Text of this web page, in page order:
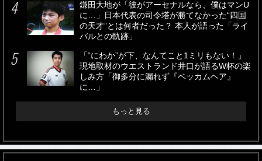
鎌田大地が「彼がアーセナルなら、僕はマンU
に…」日本代表の司令塔が勝てなかった“四国
の天才”とは何者だった？ 本人が語った「ライ
バルとの軌跡」
「“にわか”が下、なんてこと1ミリもない！」
現地取材のウエストランド井口が語るW杯の楽
しみ方「御多分に漏れず『ベッカムヘア』
に…」
もっと見る